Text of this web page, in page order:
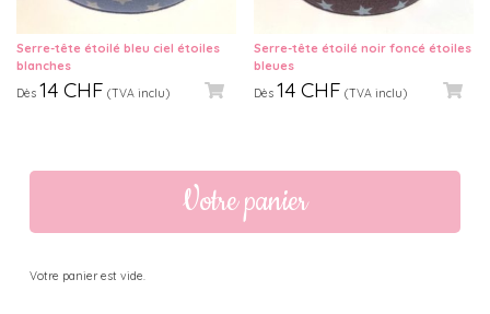
Serre-tête étoilé bleu ciel étoiles
blanches
Dès 14 CHF (TVA inclu)
Serre-tête étoilé noir foncé étoiles
bleues
Dès 14CHF (TVA inclu)
Votre panier
Votre panier est vide.